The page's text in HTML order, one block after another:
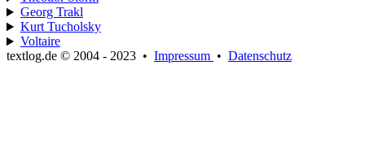
Georg Trakl
Kurt Tucholsky
Voltaire
textlog.de © 2004 - 2023 • Impressum • Datenschutz